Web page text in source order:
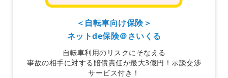
＜自転車向け保険＞
ネットde保険＠さいくる
自転車利用のリスクにそなえる
事故の相手に対する賠償責任が最大3億円！示談交渉
サービス付き！